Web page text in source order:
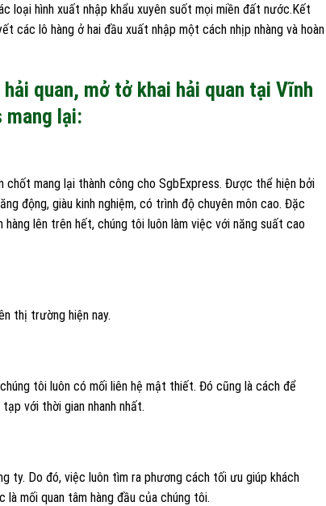
loại hình xuất nhập khẩu xuyên suốt mọi miền đất nước.Kết
các lô hàng ở hai đầu xuất nhập một cách nhịp nhàng và hoàn
quan, mở tở khai hải quan tại Vĩnh
mang lại:
mang lại thành công cho SgbExpress. Được thể hiện bởi
động, giàu kinh nghiệm, có trình độ chuyên môn cao. Đặc
lên trên hết, chúng tôi luôn làm việc với năng suất cao
thị trường hiện nay.
tôi luôn có mối liên hệ mật thiết. Đó cũng là cách để
với thời gian nhanh nhất.
ty. Do đó, việc luôn tìm ra phương cách tối ưu giúp khách
mối quan tâm hàng đầu của chúng tôi.